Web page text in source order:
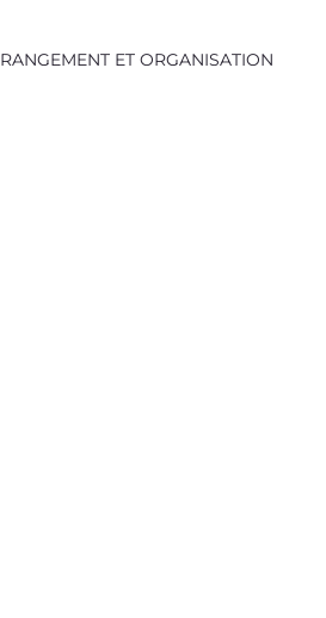
RANGEMENT ET ORGANISATION